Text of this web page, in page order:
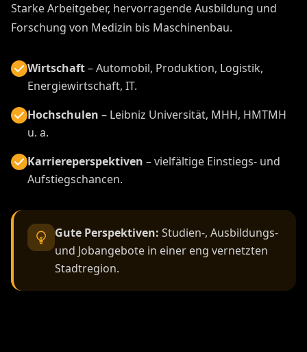
Starke Arbeitgeber, hervorragende Ausbildung und
Forschung von Medizin bis Maschinenbau.
Wirtschaft– Automobil, Produktion, Logistik,
Energiewirtschaft, IT.
Hochschulen – Leibniz Universität, MHH, HMTMH
u. a.
Karriereperspektiven – vielfältige Einstiegs- und
Aufstiegschancen.
Gute Perspektiven: Studien-, Ausbildungs-
und Jobangebote in einer eng vernetzten
Stadtregion.